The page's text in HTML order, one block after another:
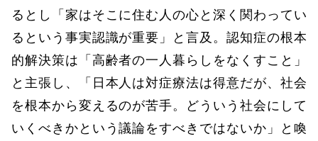
るとし「家はそこに住む人の心と深く関わってい
るという事実認識が重要」と言及。認知症の根本
的解決策は「高齢者の一人暮らしをなくすこと」
と主張し、「日本人は対症療法は得意だが、社会
を根本から変えるのが苦手。どういう社会にして
いくべきかという議論をすべきではないか」と喚